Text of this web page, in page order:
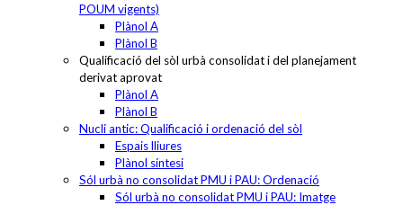
POUM vigents)
Plànol A
Plànol B
Qualificació del sòl urbà consolidat i del planejament
derivat aprovat
Plànol A
Plànol B
Nucli antic: Qualificació i ordenació del sòl
Espais lliures
Plànol síntesi
Sól urbà no consolidat PMU i PAU: Ordenació
Sól urbà no consolidat PMU i PAU: Imatge